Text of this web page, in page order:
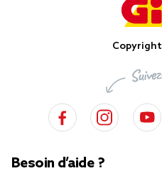
Copyright
Besoin d’aide ?